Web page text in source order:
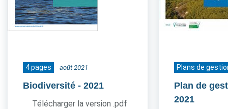
4 pages août 2021
Biodiversité - 2021
Télécharger la version .pdf
Plans de
Plan de
2021